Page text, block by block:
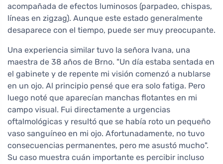
acompañada de efectos luminosos (parpadeo, chispas,
líneas en zigzag). Aunque este estado generalmente
desaparece con el tiempo, puede ser muy preocupante.
Una experiencia similar tuvo la señora Ivana, una
maestra de 38 años de Brno. "Un día estaba sentada en
el gabinete y de repente mi visión comenzó a nublarse
en un ojo. Al principio pensé que era solo fatiga. Pero
luego noté que aparecían manchas flotantes en mi
campo visual. Fui directamente a urgencias
oftalmológicas y resultó que se había roto un pequeño
vaso sanguíneo en mi ojo. Afortunadamente, no tuvo
consecuencias permanentes, pero me asustó mucho".
Su caso muestra cuán importante es percibir incluso